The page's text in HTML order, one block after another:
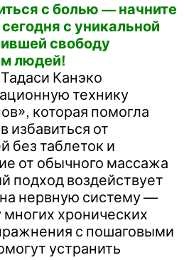
с болью — начните
с уникальной
свободу
людей!
Канэко
технику
которая помогла
избавиться от
без таблеток и
от обычного массажа
подход воздействует
нервную систему —
хронических
с пошаговыми
устранить